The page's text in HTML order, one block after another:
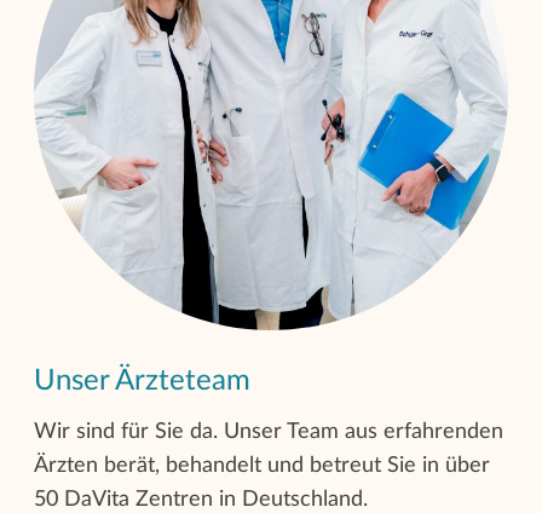
Unser Ärzteteam
Wir sind für Sie da. Unser Team aus erfahrenden
Ärzten berät, behandelt und betreut Sie in über
50 DaVita Zentren in Deutschland.